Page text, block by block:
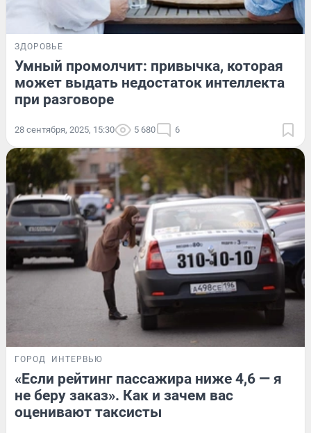
ЗДОРОВЬЕ
Умный промолчит: привычка, которая
может выдать недостаток интеллекта
при разговоре
28 сентября, 2025, 15:30 5 680 6
ГОРОД ИНТЕРВЬЮ
«Если рейтинг пассажира ниже 4,6 — я
не беру заказ». Как и зачем вас
оценивают таксисты